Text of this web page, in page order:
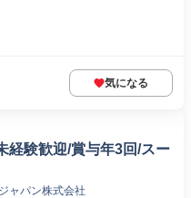
気になる
経験歓迎/賞与年3回/スー
ャパン株式会社